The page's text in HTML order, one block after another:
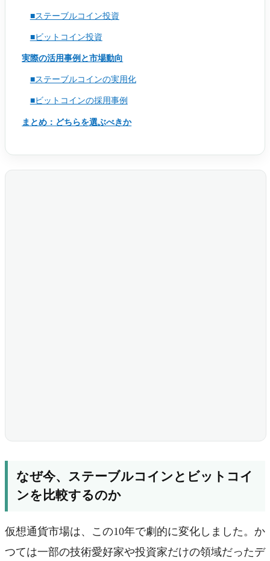
■ステーブルコイン投資
■ビットコイン投資
実際の活用事例と市場動向
■ステーブルコインの実用化
■ビットコインの採用事例
まとめ：どちらを選ぶべきか
なぜ今、ステーブルコインとビットコイ
ンを比較するのか
仮想通貨市場は、この10年で劇的に変化しました。か
つては一部の技術愛好家や投資家だけの領域だったデ